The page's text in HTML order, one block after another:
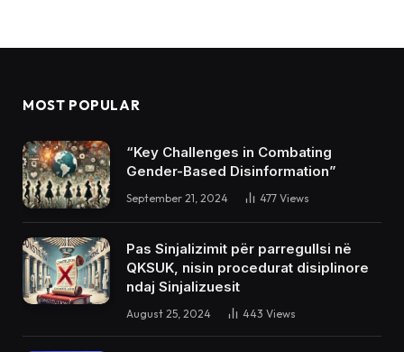
MOST POPULAR
“Key Challenges in Combating
Gender-Based Disinformation”
September 21, 2024 477 Views
Pas Sinjalizimit për parregullsi në
QKSUK, nisin procedurat disiplinore
ndaj Sinjalizuesit
August 25, 2024 443 Views